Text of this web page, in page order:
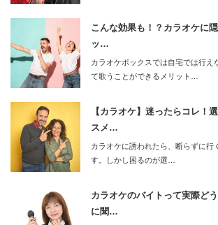
こんな効果も！？カラオケに
ッ…
カラオケボックスでは自宅では行え
て歌うことができるメリット…
【カラオケ】迷ったらコレ！
スメ…
カラオケに誘われたら、断らずに行
す。しかし困るのが選…
カラオケのバイトって実際ど
に聞…